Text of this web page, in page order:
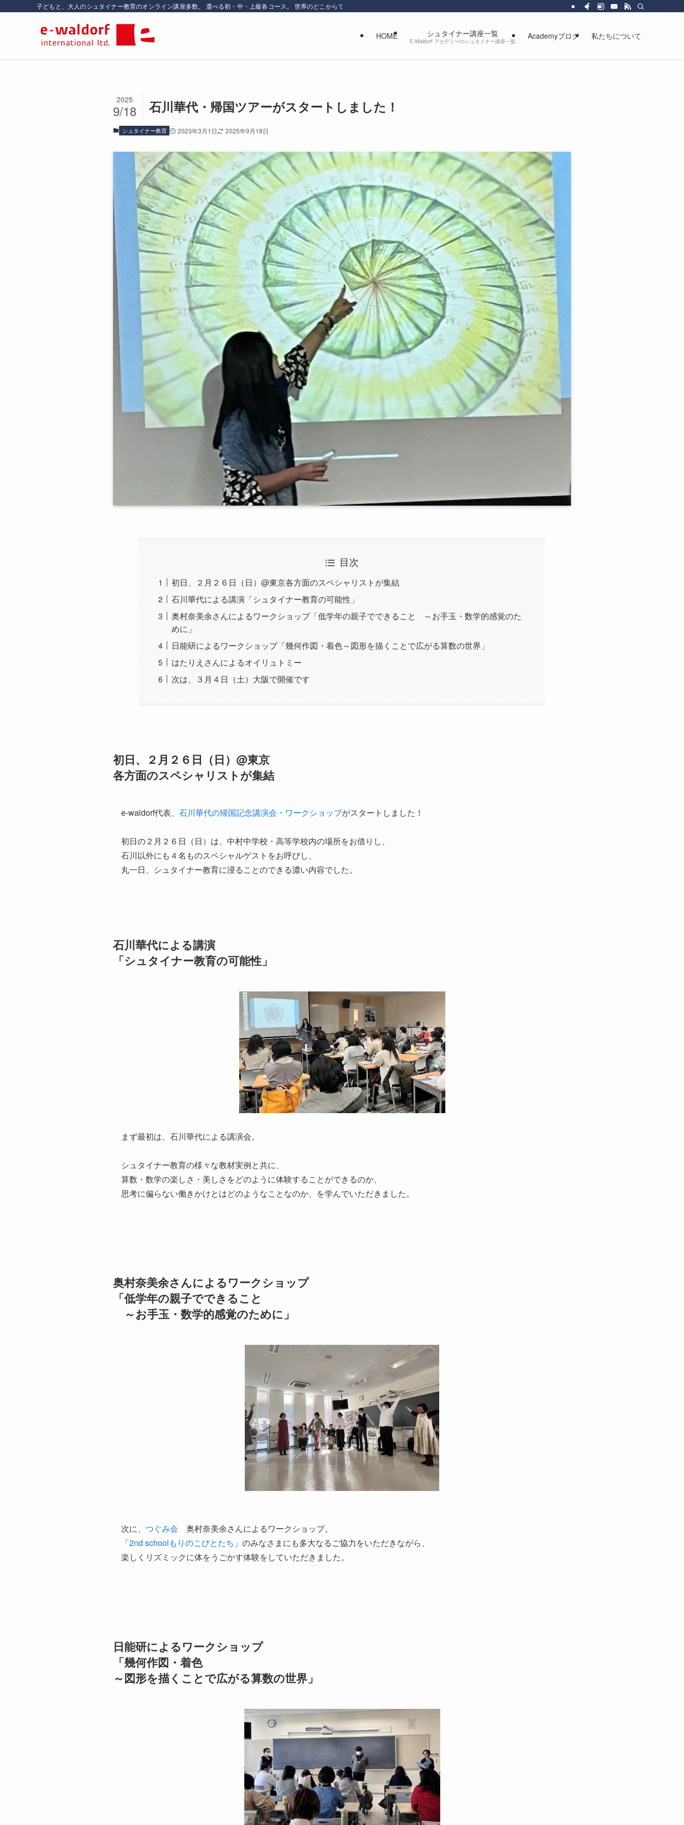
子どもと、大人のシュタイナー教育のオンライン講座多数。 選べる初・中・上級各コース。 世界のどこからでもオンラインで学べます。感性を磨き、より豊かに自由に生きるための人間教育を行っています。
HOME シュタイナー講座一覧
E-Waldorf アカデミーのシュタイナー講座一覧
Academyブログ 私たちについて
石川華代・帰国ツアーがスタートしました！
2025
9/18
シュタイナー教育 2023年3月1日 2025年9月18日
目次
初日、２月２６日（日）@東京各方面のスペシャリストが集結
石川華代による講演「シュタイナー教育の可能性」
奥村奈美余さんによるワークショップ「低学年の親子でできること ～お手玉・数学的感覚のた
めに」
日能研によるワークショップ「幾何作図・着色～図形を描くことで広がる算数の世界」
はたりえさんによるオイリュトミー
次は、３月４日（土）大阪で開催です
初日、２月２６日（日）@東京
各方面のスペシャリストが集結
e-waldorf代表、 石川華代の帰国記念講演会・ワークショップがスタートしました！
初日の２月２６日（日）は、中村中学校・高等学校内の場所をお借りし、
石川以外にも４名ものスペシャルゲストをお呼びし、
丸一日、シュタイナー教育に浸ることのできる濃い内容でした。
石川華代による講演
「シュタイナー教育の可能性」
まず最初は、石川華代による講演会。
シュタイナー教育の様々な教材実例と共に、
算数・数学の楽しさ・美しさをどのように体験することができるのか、
思考に偏らない働きかけとはどのようなことなのか、を学んでいただきました。
奥村奈美余さんによるワークショップ
「低学年の親子でできること
～お手玉・数学的感覚のために」
次に、 つぐみ会 奥村奈美余さんによるワークショップ。
「2nd schoolもりのこびとたち 」のみなさまにも多大なるご協力をいただきながら、
楽しくリズミックに体をうごかす体験をしていただきました。
日能研によるワークショップ
「幾何作図・着色
～図形を描くことで広がる算数の世界」